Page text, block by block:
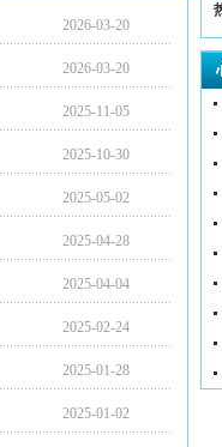
2026-03-20
2026-03-20
2025-11-05
2025-10-30
2025-05-02
2025-04-28
2025-04-04
2025-02-24
2025-01-28
2025-01-02